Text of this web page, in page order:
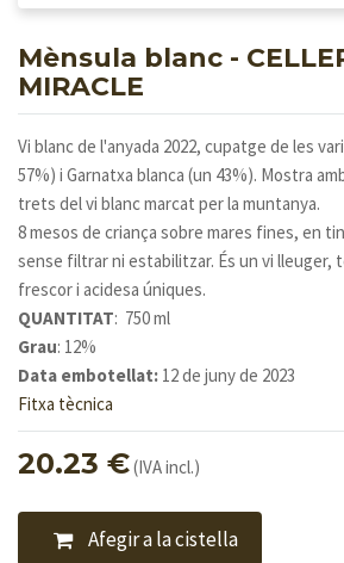
Mènsula blanc -
MIRACLE
Vi blanc de l'anyada 2022, cupatge de les
57%) i Garnatxa blanca (un 43%). Mostra
trets del vi blanc marcat per la muntanya.
8 mesos de criança sobre mares fines, en
sense filtrar ni estabilitzar. És un vi lleuger,
frescor i acidesa úniques.
QUANTITAT: 750 ml
Grau: 12%
Data embotellat: 12 de juny de 2023
Fitxa tècnica
20.23 €(IVA incl.)
Afegir a la cistella